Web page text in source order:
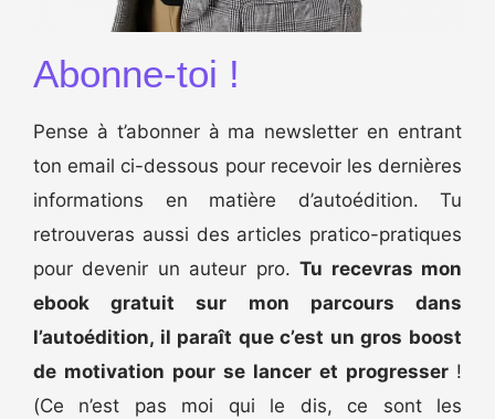
Abonne-toi !
Pense à t’abonner à ma newsletter en entrant
ton email ci-dessous pour recevoir les dernières
informations en matière d’autoédition. Tu
retrouveras aussi des articles pratico-pratiques
pour devenir un auteur pro.Tu recevras mon
ebook gratuit sur mon parcours dans
l’autoédition, il paraît que c’est un gros boost
de motivation pour se lancer et progresser !
(Ce n’est pas moi qui le dis, ce sont les